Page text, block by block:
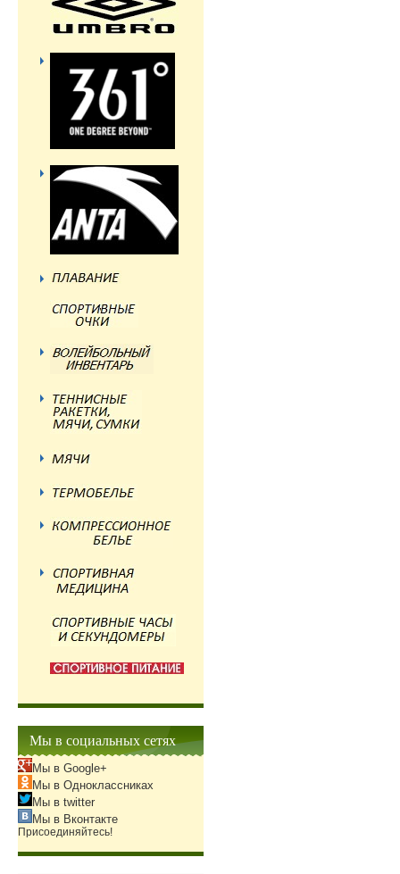
Мы в социальных сетях
Мы в Google+
Мы в Одноклассниках
Мы в twitter
Мы в Вконтакте
Присоединяйтесь!